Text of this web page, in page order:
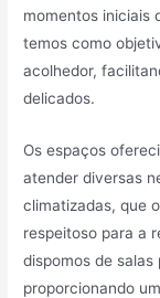
momentos iniciais
temos como
acolhedor,
delicados.
Os espaços
atender diversas
climatizadas, que
respeitoso para a
dispomos de salas
proporcionando